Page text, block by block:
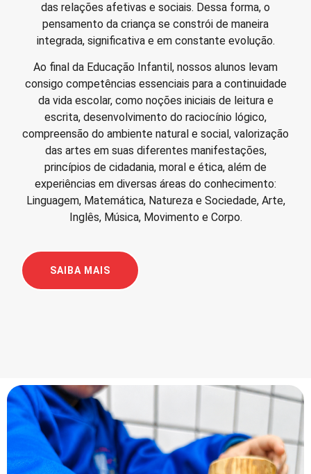
das relações afetivas e sociais. Dessa forma, o
pensamento da criança se constrói de maneira
integrada, significativa e em constante evolução.
Ao final da Educação Infantil, nossos alunos levam
consigo competências essenciais para a continuidade
da vida escolar, como noções iniciais de leitura e
escrita, desenvolvimento do raciocínio lógico,
compreensão do ambiente natural e social, valorização
das artes em suas diferentes manifestações,
princípios de cidadania, moral e ética, além de
experiências em diversas áreas do conhecimento:
Linguagem, Matemática, Natureza e Sociedade, Arte,
Inglês, Música, Movimento e Corpo.
SAIBA MAIS